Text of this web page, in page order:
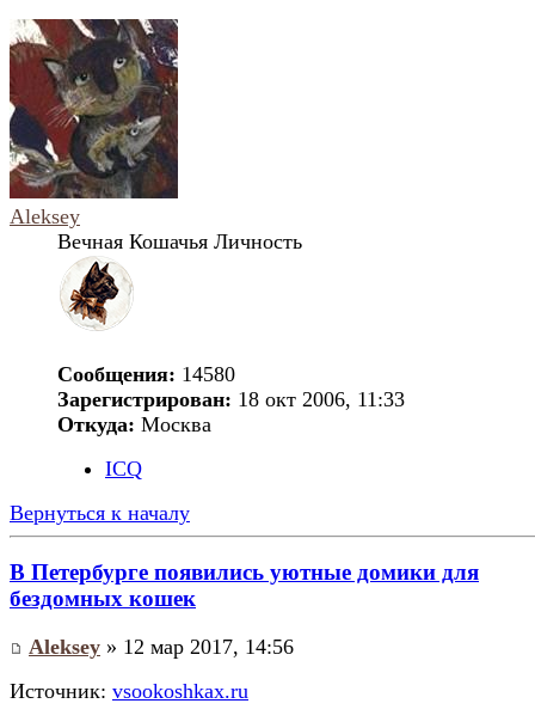
Aleksey
Вечная Кошачья Личность
Сообщения: 14580
Зарегистрирован: 18 окт 2006, 11:33
Откуда: Москва
ICQ
Вернуться к началу
В Петербурге появились уютные домики для
бездомных кошек
Aleksey » 12 мар 2017, 14:56
Источник: vsookoshkax.ru